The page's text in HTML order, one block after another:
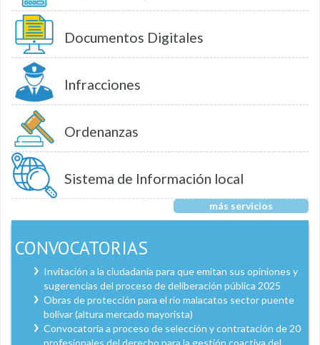
Documentos Digitales
Infracciones
Ordenanzas
Sistema de Información local
más servicios
CONVOCATORIAS
Invitación a la ciudadanía para que emitan sus opiniones y
sugerencias del proceso de deliberación pública 2025
Obras de protección para el río malacatos sector puente
bolívar (altura mercado mayorista)
Convocatoria a proceso de selección y contratación de 20